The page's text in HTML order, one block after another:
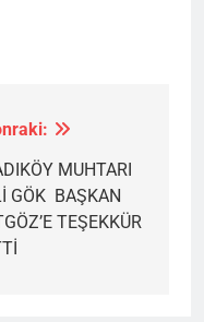
MUHTARI
GÖK BAŞKAN
TEŞEKKÜR